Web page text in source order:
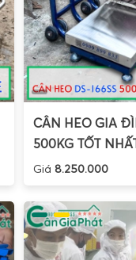
CÂN HEO GIA
500KG TỐT
Giá 8.250.000